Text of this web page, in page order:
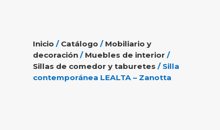
Inicio / Catálogo / Mobiliario y
decoración / Muebles de interior /
Sillas de comedor y taburetes / Silla
contemporánea LEALTA – Zanotta